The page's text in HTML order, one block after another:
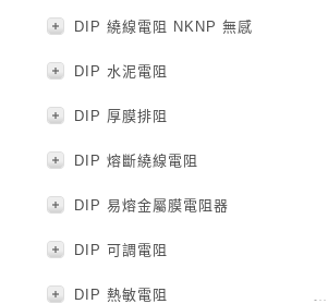
DIP 繞線電阻 NKNP 無感
DIP 水泥電阻
DIP 厚膜排阻
DIP 熔斷繞線電阻
DIP 易熔金屬膜電阻器
DIP 可調電阻
DIP 熱敏電阻